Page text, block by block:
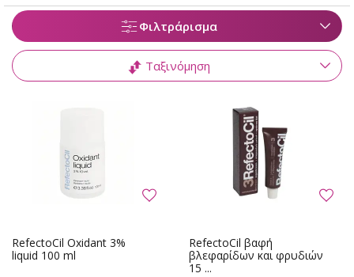
Φιλτράρισμα
Ταξινόμηση
RefectoCil Oxidant 3%
liquid 100 ml
RefectoCil βαφή
βλεφαρίδων και φρυδιών
15 ...